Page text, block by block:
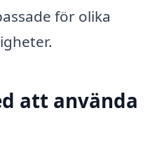
för olika
att använda